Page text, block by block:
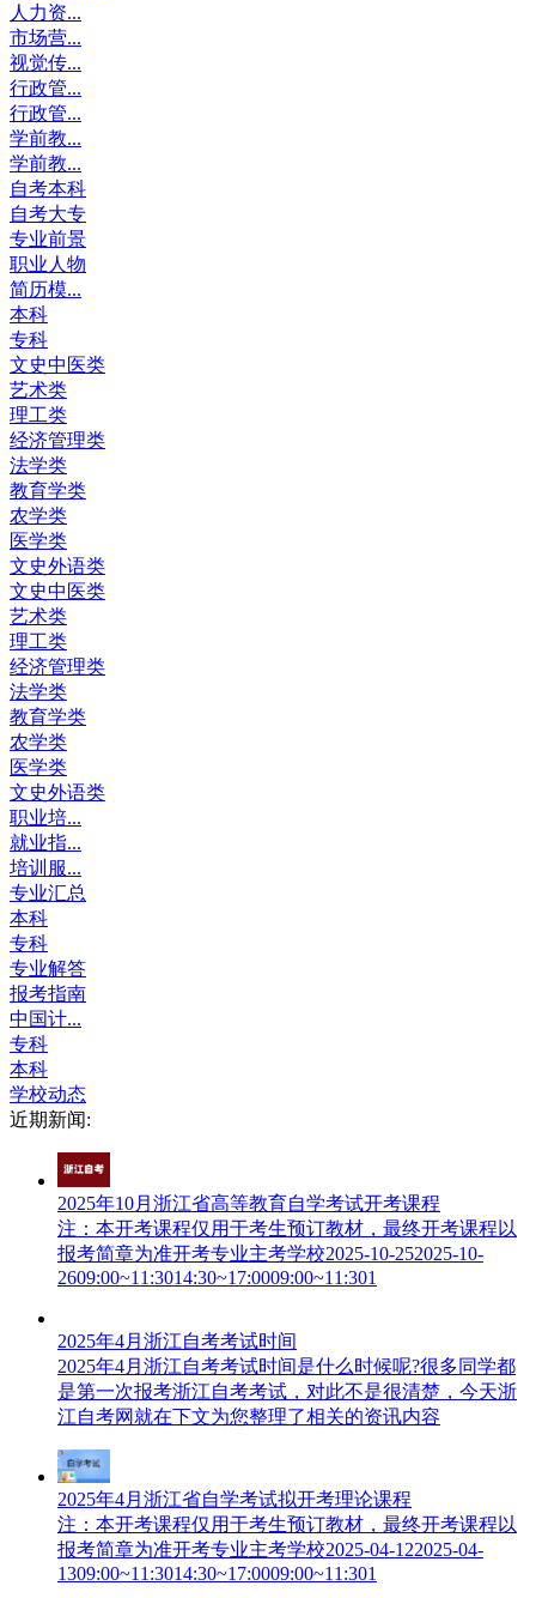
人力资...
市场营...
视觉传...
行政管...
行政管...
学前教...
学前教...
自考本科
自考大专
专业前景
职业人物
简历模...
本科
专科
文史中医类
艺术类
理工类
经济管理类
法学类
教育学类
农学类
医学类
文史外语类
文史中医类
艺术类
理工类
经济管理类
法学类
教育学类
农学类
医学类
文史外语类
职业培...
就业指...
培训服...
专业汇总
本科
专科
专业解答
报考指南
中国计...
专科
本科
学校动态
近期新闻:
2025年10月浙江省高等教育自学考试开考课程
注：本开考课程仅用于考生预订教材，最终开考课程以
报考简章为准开考专业主考学校2025-10-252025-10-
2609:00~11:3014:30~17:0009:00~11:301
2025年4月浙江自考考试时间
2025年4月浙江自考考试时间是什么时候呢?很多同学都
是第一次报考浙江自考考试，对此不是很清楚，今天浙
江自考网就在下文为您整理了相关的资讯内容
2025年4月浙江省自学考试拟开考理论课程
注：本开考课程仅用于考生预订教材，最终开考课程以
报考简章为准开考专业主考学校2025-04-122025-04-
1309:00~11:3014:30~17:0009:00~11:301